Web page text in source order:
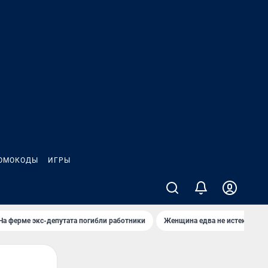
ИГРЫ
ферме экс-депутата погибли работники Женщина едва не истекла